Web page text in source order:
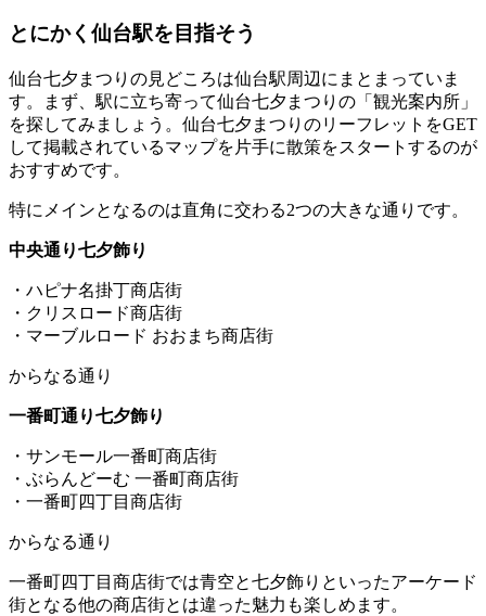
とにかく仙台駅を目指そう
仙台七夕まつりの見どころは仙台駅周辺にまとまっていま
す。まず、駅に立ち寄って仙台七夕まつりの「観光案内所」
を探してみましょう。仙台七夕まつりのリーフレットをGET
して掲載されているマップを片手に散策をスタートするのが
おすすめです。
特にメインとなるのは直角に交わる2つの大きな通りです。
中央通り七夕飾り
・ハピナ名掛丁商店街
・クリスロード商店街
・マーブルロード おおまち商店街
からなる通り
一番町通り七夕飾り
・サンモール一番町商店街
・ぶらんどーむ 一番町商店街
・一番町四丁目商店街
からなる通り
一番町四丁目商店街では青空と七夕飾りといったアーケード
街となる他の商店街とは違った魅力も楽しめます。